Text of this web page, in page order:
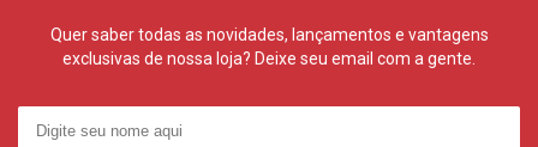
Quer saber todas as novidades, lançamentos e vantagens
exclusivas de nossa loja? Deixe seu email com a gente.